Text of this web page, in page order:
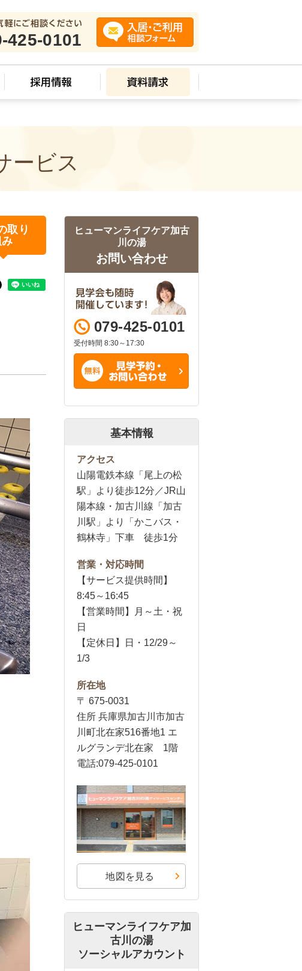
425-0101
ービス
取り
ヒューマンライフケア加古
川の湯
お問い合わせ
079-425-0101
受付時間 8:30～17:30
基本情報
アクセス
山陽電鉄本線「尾上の松
駅」より徒歩12分／JR山
陽本線・加古川線「加古
川駅」より「かこバス・
鶴林寺」下車 徒歩1分
営業・対応時間
【サービス提供時間】
8:45～16:45
【営業時間】月～土・祝
日
【定休日】日・12/29～
1/3
所在地
〒 675-0031
住所 兵庫県加古川市加古
川町北在家516番地1 エ
ルグランデ北在家 1階
電話:079-425-0101
地図を見る
ヒューマンライフケア加
古川の湯
ソーシャルアカウント